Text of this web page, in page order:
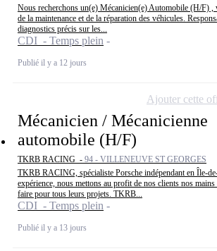
Nous recherchons un(e) Mécanicien(e) Automobile (H/F) ,
de la maintenance et de la réparation des véhicules.
diagnostics précis sur les...
CDI - Temps plein
Publié il y a 12 jours
Mécanicien / Mécanicienne
automobile (H/F)
TKRB RACING - 94 - VILLENEUVE ST GEORGES
TKRB RACING, spécialiste Porsche indépendant en Île-
expérience, nous mettons au profit de nos clients nos
faire pour tous leurs projets. TKRB...
CDI - Temps plein
Publié il y a 13 jours
Ajouter cette